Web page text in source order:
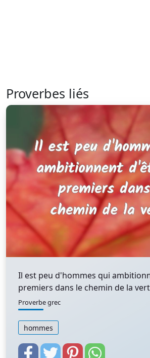
Proverbes liés
Il est peu d'hommes qui
premiers dans le chemin de la
Proverbe grec
hommes